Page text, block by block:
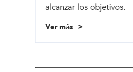
alcanzar los objetivos.
Ver más